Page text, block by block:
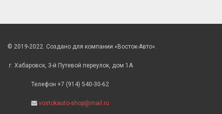
© 2019-2022. Создано для компании «Восток-Авто».
г. Хабаровск, 3-й Путевой переулок, дом 1А
Телефон +7 (914) 540-30-62
vostokauto-shop@mail.ru